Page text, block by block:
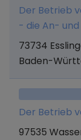
Der Betrieb
- die An-
und
Vermittlung
Vermietung,
und
73734
Baden-
Der Betrieb
97535